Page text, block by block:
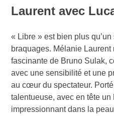
Laurent avec
« Libre » est bien plus
braquages. Mélanie
fascinante de Bruno Sulak,
avec une sensibilité et une
au cœur du spectateur.
talentueuse, avec en tête un
impressionnant dans la